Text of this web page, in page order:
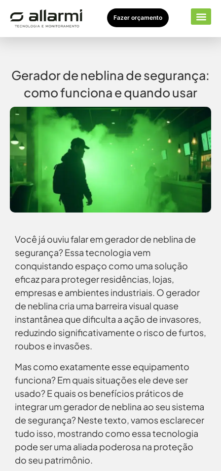
Fazer orçamento
Gerador de neblina de segurança:
como funciona e quando usar
Você já ouviu falar em gerador de neblina de
segurança? Essa tecnologia vem
conquistando espaço como uma solução
eficaz para proteger residências, lojas,
empresas e ambientes industriais. O gerador
de neblina cria uma barreira visual quase
instantânea que dificulta a ação de invasores,
reduzindo significativamente o risco de furtos,
roubos e invasões.
Mas como exatamente esse equipamento
funciona? Em quais situações ele deve ser
usado? E quais os benefícios práticos de
integrar um gerador de neblina ao seu sistema
de segurança? Neste texto, vamos esclarecer
tudo isso, mostrando como essa tecnologia
pode ser uma aliada poderosa na proteção
do seu patrimônio.